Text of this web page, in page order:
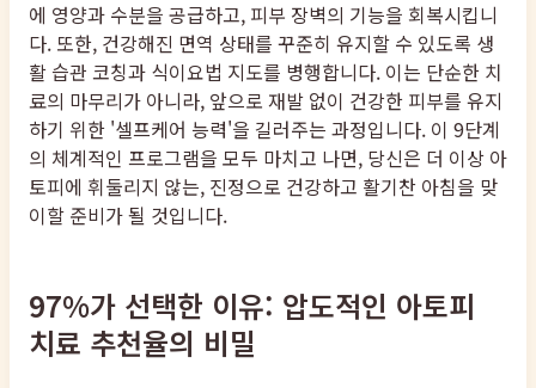
에 영양과 수분을 공급하고, 피부 장벽의 기능을 회복시킵니
다. 또한, 건강해진 면역 상태를 꾸준히 유지할 수 있도록 생
활 습관 코칭과 식이요법 지도를 병행합니다. 이는 단순한 치
료의 마무리가 아니라, 앞으로 재발 없이 건강한 피부를 유지
하기 위한 '셀프케어 능력'을 길러주는 과정입니다. 이 9단계
의 체계적인 프로그램을 모두 마치고 나면, 당신은 더 이상 아
토피에 휘둘리지 않는, 진정으로 건강하고 활기찬 아침을 맞
이할 준비가 될 것입니다.
97%가 선택한 이유: 압도적인 아토피
치료 추천율의 비밀